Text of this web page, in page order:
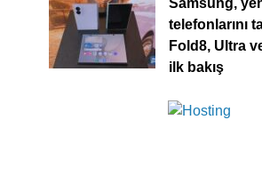
Samsung,
telefonlarını
Fold8, Ultra
ilk bakış